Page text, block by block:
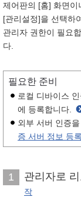
제어판의 [홈] 화면
[관리설정]을 선택하
관리자 권한이 필요
다.
필요한 준비
로컬 디바이스
에 등록합니다.
외부 서버 인증
증 서버 정보 등록
1 관리자로
작